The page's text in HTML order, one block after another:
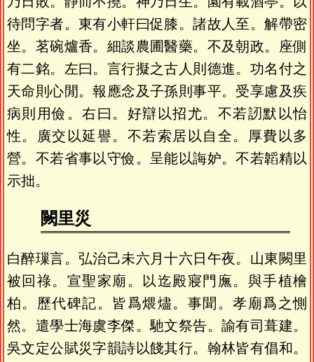
待問字者。東有小軒曰促膝。諸故人至。解帶密
坐。茗碗爐香。細談農圃醫藥。不及朝政。座側
有二銘。左曰。言行擬之古人則德進。功名付之
天命則心閒。報應念及子孫則事平。受享慮及疾
病則用儉。右曰。好辯以招尤。不若訒默以怡
性。廣交以延譽。不若索居以自全。厚費以多
營。不若省事以守儉。呈能以誨妒。不若韜精以
示拙。
闕里災
白醉璅言。弘治己未六月十六日午夜。山東闕里
被回祿。宣聖家廟。以迄殿寢門廡。與手植檜
柏。歷代碑記。皆爲煨燼。事聞。孝廟爲之惻
然。遣學士海虞李傑。馳文祭告。諭有司葺建。
吳文定公賦災字韻詩以餞其行。翰林皆有倡和。